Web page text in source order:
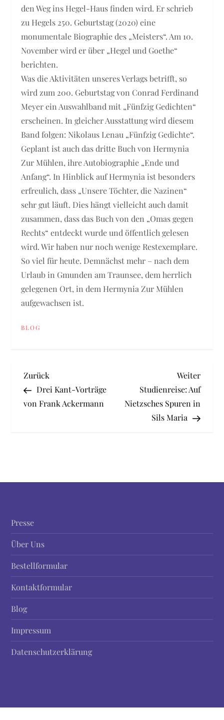
den Weg ins Hegel-Haus finden wird. Er schrieb
zu Hegels 250. Geburtstag (2020) eine
monumentale Biographie des „Meisters“. Am 10.
November wird er über „Hegel und Goethe“
berichten.
Was die Aktivitäten unseres Verlags betrifft, so
wird zum 200. Geburtstag von Conrad Ferdinand
Meyer ein Auswahlband mit „Fünfzig Gedichten“
erscheinen. In gleicher Ausstattung wird diesem
Band folgen: Nikolaus Lenau „Fünfzig Gedichte“.
Geplant ist auch das dritte Buch von Hermynia
Zur Mühlen, ihre Autobiographie „Ende und
Anfang“. In Hinblick auf Hermynia ist besonders
erfreulich, dass „Unsere Töchter, die Nazinen“
sehr gut läuft. Dies hängt vielleicht auch damit
zusammen, dass das Buch von den „Omas gegen
Rechts“ entdeckt wurde und öffentlich gelesen
wird. Wir haben nur noch wenige Restexemplare.
So viel für heute. Demnächst mehr – nach dem
Urlaub in Gmunden am Traunsee, dem herrlich
gelegenen Ort, in dem Hermynia Zur Mühlen
aufgewachsen ist.
BLOG
B
e
g
s
n
a
v
i
g
t
Vorheriger
Beitrag
Zurück
Drei Kant-Vorträge
von Frank Ackermann
Weiter
Studienreise: Auf
Nietzsches Spuren in
Sils Maria
Presse
Über Uns
Bestellformular
Kontaktformular
Blog
Impressum
Datenschutzerklärung